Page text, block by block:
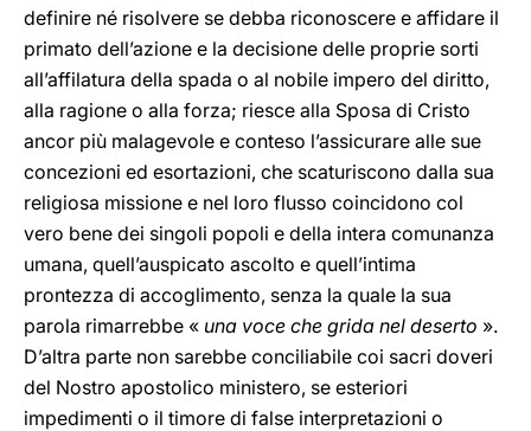
definire né risolvere se debba riconoscere e affidare il
primato dell’azione e la decisione delle proprie sorti
all’affilatura della spada o al nobile impero del diritto,
alla ragione o alla forza; riesce alla Sposa di Cristo
ancor più malagevole e conteso l’assicurare alle sue
concezioni ed esortazioni, che scaturiscono dalla sua
religiosa missione e nel loro flusso coincidono col
vero bene dei singoli popoli e della intera comunanza
umana, quell’auspicato ascolto e quell’intima
prontezza di accoglimento, senza la quale la sua
parola rimarrebbe « una voce che grida nel deserto ».
D’altra parte non sarebbe conciliabile coi sacri doveri
del Nostro apostolico ministero, se esteriori
impedimenti o il timore di false interpretazioni o